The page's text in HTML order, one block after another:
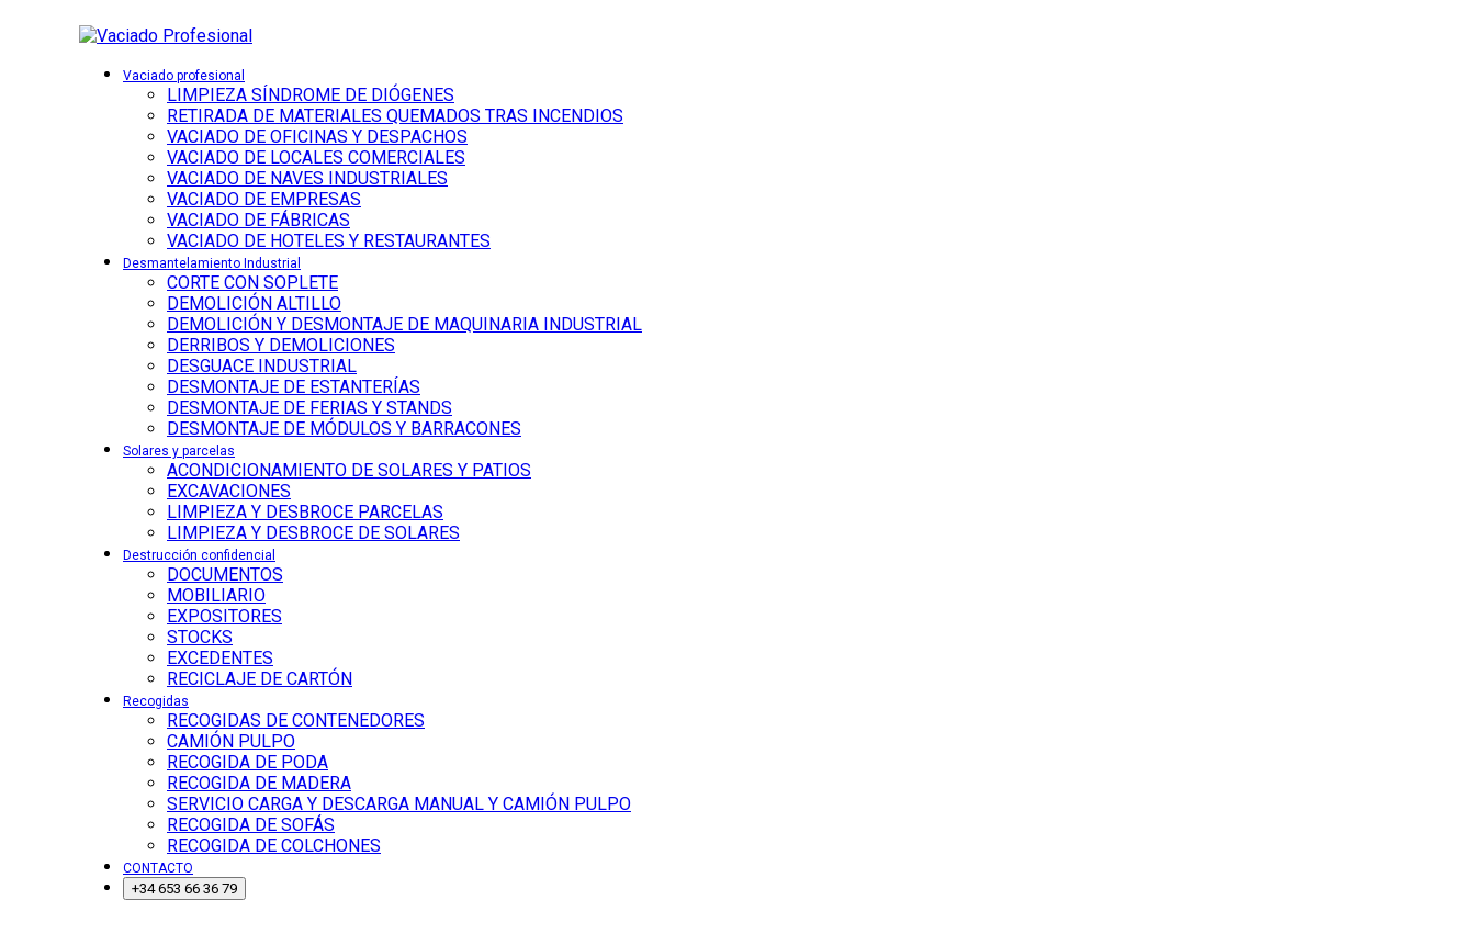
Vaciado profesional
LIMPIEZA SÍNDROME DE DIÓGENES
RETIRADA DE MATERIALES QUEMADOS TRAS INCENDIOS
VACIADO DE OFICINAS Y DESPACHOS
VACIADO DE LOCALES COMERCIALES
VACIADO DE NAVES INDUSTRIALES
VACIADO DE EMPRESAS
VACIADO DE FÁBRICAS
VACIADO DE HOTELES Y RESTAURANTES
Desmantelamiento Industrial
CORTE CON SOPLETE
DEMOLICIÓN ALTILLO
DEMOLICIÓN Y DESMONTAJE DE MAQUINARIA INDUSTRIAL
DERRIBOS Y DEMOLICIONES
DESGUACE INDUSTRIAL
DESMONTAJE DE ESTANTERÍAS
DESMONTAJE DE FERIAS Y STANDS
DESMONTAJE DE MÓDULOS Y BARRACONES
Solares y parcelas
ACONDICIONAMIENTO DE SOLARES Y PATIOS
EXCAVACIONES
LIMPIEZA Y DESBROCE PARCELAS
LIMPIEZA Y DESBROCE DE SOLARES
Destrucción confidencial
DOCUMENTOS
MOBILIARIO
EXPOSITORES
STOCKS
EXCEDENTES
RECICLAJE DE CARTÓN
Recogidas
RECOGIDAS DE CONTENEDORES
CAMIÓN PULPO
RECOGIDA DE PODA
RECOGIDA DE MADERA
SERVICIO CARGA Y DESCARGA MANUAL Y CAMIÓN PULPO
RECOGIDA DE SOFÁS
RECOGIDA DE COLCHONES
CONTACTO
+34 653 66 36 79